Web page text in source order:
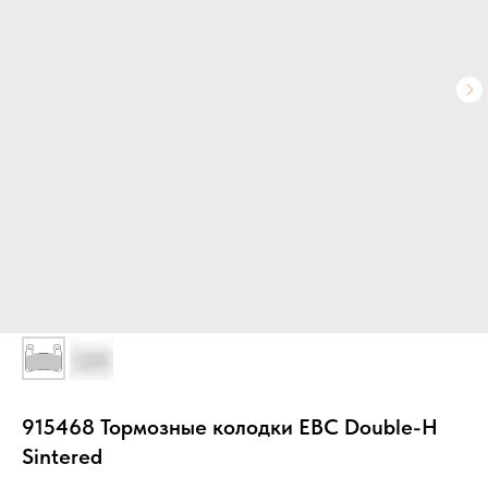
915468 Тормозные колодки EBC Double-H
Sintered